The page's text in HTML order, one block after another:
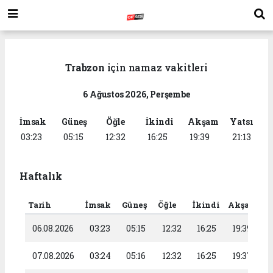
Trabzon için namaz vakitleri
6 Ağustos 2026, Perşembe
İmsak
03:23
Güneş
05:15
Öğle
12:32
İkindi
16:25
Akşam
19:39
Yatsı
21:13
Haftalık
Tarih İmsak Güneş Öğle İkindi Akşam
06.08.2026 03:23 05:15 12:32 16:25 19:39
07.08.2026 03:24 05:16 12:32 16:25 19:37